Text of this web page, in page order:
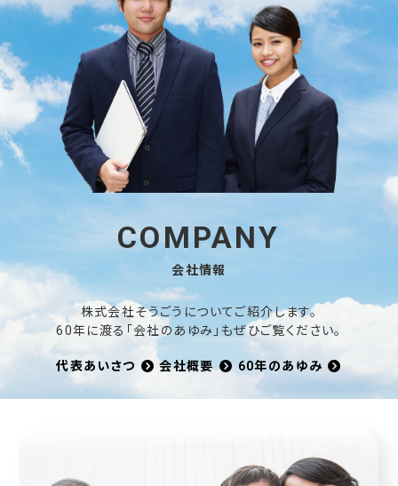
COMPANY
会社情報
株式会社そうごうについてご紹介します。
60年に渡る「会社のあゆみ」もぜひご覧ください。
代表あいさつ 会社概要 60年のあゆみ